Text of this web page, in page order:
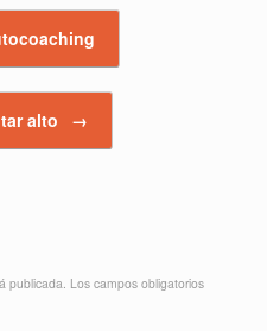
alto →
publicada. Los campos obligatorios